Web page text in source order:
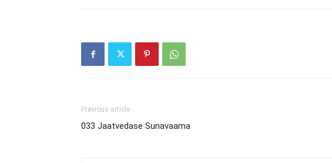
Previous article
033 Jaatvedase Sunavaama